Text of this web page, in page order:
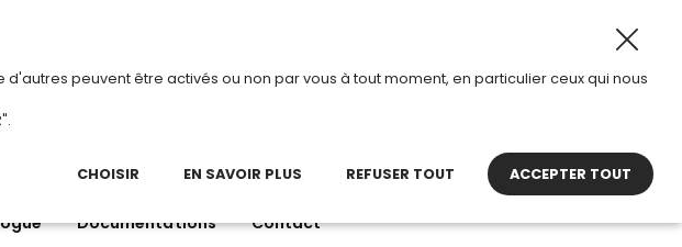
Du 3 au 28 août 2026, TDI passe en mode été. Horaires d’ouverture :
Documentations Contact
peuvent être activés ou non par vous à tout moment, en particulier ceux qui nous
CHOISIR EN SAVOIR PLUS REFUSER TOUT ACCEPTER TOUT